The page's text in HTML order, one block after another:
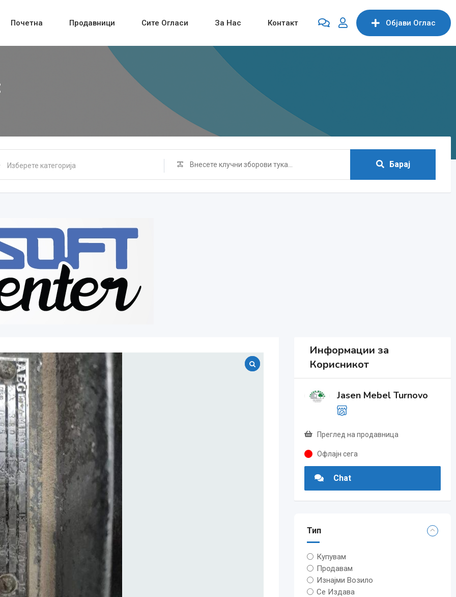
Објави Oглас
Почетна Продавници Сите Огласи За Нас Контакт
Барај
Информации за
Корисникот
Jasen Mebel Turnovo
Преглед на продавница
Офлајн сега
Chat
Тип
Купувам
Продавам
Изнајми Возило
Се Издава